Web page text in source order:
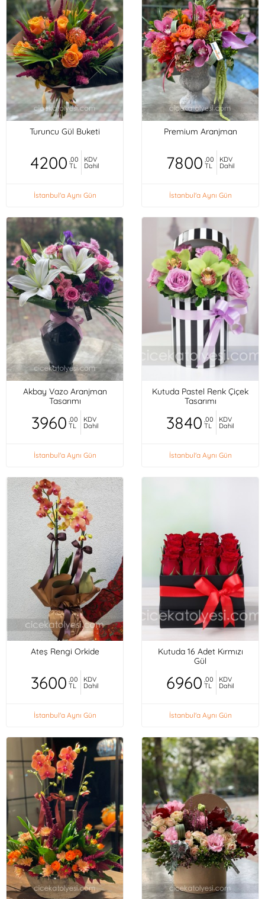
Turuncu Gül Buketi
4200 ,00
TL
KDV
Dahil
İstanbul'a Aynı Gün
Premium Aranjman
7800 ,00
TL
KDV
Dahil
İstanbul'a Aynı Gün
Akbay Vazo Aranjman
Tasarımı
3960 ,00
TL
KDV
Dahil
İstanbul'a Aynı Gün
Kutuda Pastel Renk Çiçek
Tasarımı
3840 ,00
TL
KDV
Dahil
İstanbul'a Aynı Gün
Ateş Rengi Orkide
3600 ,00
TL
KDV
Dahil
İstanbul'a Aynı Gün
Kutuda 16 Adet Kırmızı
Gül
6960 ,00
TL
KDV
Dahil
İstanbul'a Aynı Gün